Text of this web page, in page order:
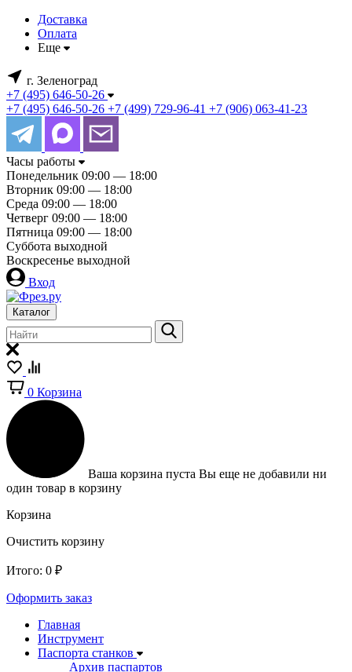
Доставка
Оплата
Еще
г. Зеленоград
+7 (495) 646-50-26
+7 (495) 646-50-26 +7 (499) 729-96-41 +7 (906) 063-41-23
Часы работы
Понедельник 09:00 — 18:00
Вторник 09:00 — 18:00
Среда 09:00 — 18:00
Четверг 09:00 — 18:00
Пятница 09:00 — 18:00
Суббота выходной
Воскресенье выходной
Вход
Каталог
0 Корзина
Ваша корзина пуста Вы еще не добавили ни
один товар в корзину
Корзина
Очистить корзину
Итого: 0 ₽
Оформить заказ
Главная
Инструмент
Паспорта станков
Архив паспартов